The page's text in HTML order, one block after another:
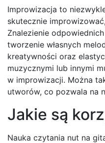
Improwizacja to
skutecznie
Znalezienie
tworzenie własnych
kreatywności oraz
muzycznymi lub innymi
w improwizacji. Można
utworów, co pozwala na
Jakie są
Nauka czytania nut na